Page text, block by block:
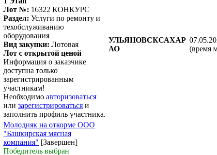
Лот №: 16322 КОНКУРС
Раздел: Услуги по ремонту и
техобслуживанию
оборудования
Вид закупки: Лотовая
Лот с открытой ценой
Информация о заказчике
доступна только
зарегистрированным
участникам!
Необходимо авторизоваться
или зарегистрироваться и
заполнить профиль участника.
УЛЬЯНОВСКСАХАР
АО
(время
Молодняк на откорме ООО
"Башкирская мясная
компания" [Завершен]
Победитель выбран